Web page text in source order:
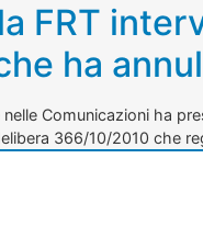
FRT
ha
nelle Comunicazioni ha
366/10/2010 che